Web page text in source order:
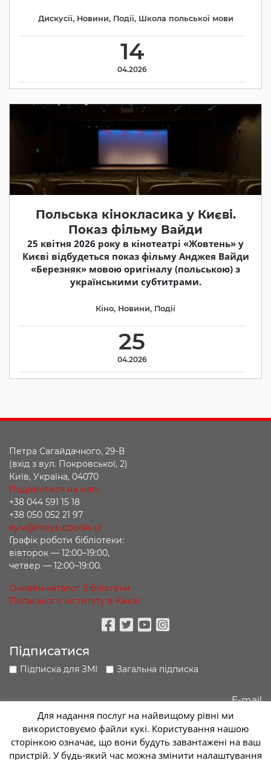
14
04.2026
Дискусії, Новини, Події, Школа польської мови
Польська кінокласика у Києві.
Показ фільму Вайди
25 квітня 2026 року в кінотеатрі «Жовтень» у
Києві відбудеться показ фільму Анджея Вайди
«Березняк» мовою оригіналу (польською) з
українськими субтитрами.
25
04.2026
Кіно, Новини, Події
Петра Сагайдачного, 29-В
(вхід з вул. Покровської, 2)
Київ, Україна, 04070
Подивитися на мапі
+38 044 591 15 18
+38 050 052 21 97
kyiv@instytutpolski.pl
Графік роботи бібліотеки:
вівторок — 12:00–19:00,
четвер — 12:00–19:00.
Онлайн-каталог бібліотеки
Польського інституту в Києві
Підписатися
Підписка для ЗМІ Загальна підписка
Підписатися
Для надання послуг на найвищому рівні ми
використовуємо файли кукі. Користування нашою
сторінкою означає, що вони будуть завантажені на ваш
пристрій. У будь-який час можна змінити налаштування